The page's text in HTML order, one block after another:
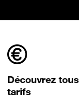
Découvrez
tarifs